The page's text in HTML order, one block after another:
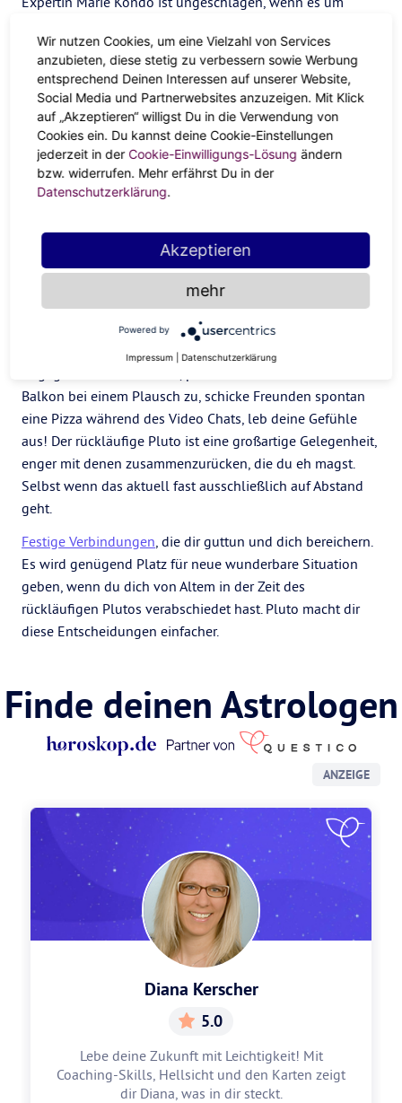
wie lange? Und brauche ich das wirklich? Aufgeräumtheit
gibt dir Energie und lässt Platz für das Wesentliche und
letztlich Glück.
Der rückläufige Pluto ist die beste Gelegenheit, nur
wirklich gute Dinge zuzulassen. Sei ehrlich mit dir selbst,
deinen Freunden und deinem Liebesleben. Fühl in dich
hinein. Was hat dir in der Selbst-Isolation bisher gutgetan?
da, selbst wenn nur virtuell oder am Telefon? Nimm also
dein Umfeld mal unter die Lupe!
Dinge, auf die du dich freuen
Balkon bei einem Plausch zu, schicke Freunden spontan
eine Pizza während des Video Chats, leb deine Gefühle
aus! Der rückläufige Pluto ist eine großartige Gelegenheit,
enger mit denen zusammenzurücken, die du eh magst.
Selbst wenn das aktuell fast ausschließlich auf Abstand
geht.
Festige Verbindungen, die dir guttun und dich bereichern.
Es wird genügend Platz für neue wunderbare Situation
geben, wenn du dich von Altem in der Zeit des
rückläufigen Plutos verabschiedet hast. Pluto macht dir
diese Entscheidungen einfacher.
Finde deinen Astrologen
ANZEIGE
Diana Kerscher
5.0
Lebe deine Zukunft mit Leichtigkeit! Mit
Coaching-Skills, Hellsicht und den Karten zeigt
dir Diana, was in dir steckt.
Wir nutzen Cookies, um eine Vielzahl von Services
anzubieten, diese stetig zu verbessern sowie Werbung
entsprechend Deinen Interessen auf unserer Website,
Social Media und Partnerwebsites anzuzeigen. Mit Klick
auf „Akzeptieren“ willigst Du in die Verwendung von
Cookies ein. Du kannst deine Cookie-Einstellungen
jederzeit in der Cookie-Einwilligungs-Lösung ändern
bzw. widerrufen. Mehr erfährst Du in der
Datenschutzerklärung.
Akzeptieren
mehr
Powered by
Impressum Datenschutzerklärung